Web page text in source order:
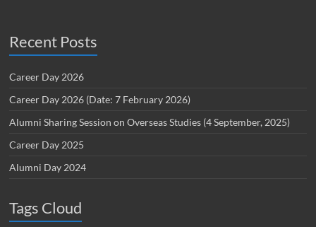
Recent Posts
Career Day 2026
Career Day 2026 (Date: 7 February 2026)
Alumni Sharing Session on Overseas Studies (4 September, 2025)
Career Day 2025
Alumni Day 2024
Tags Cloud